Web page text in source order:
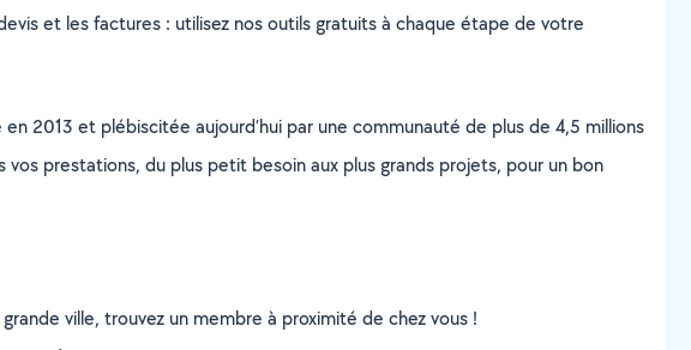
et les factures : utilisez nos outils gratuits à chaque étape de votre
2013 et plébiscitée aujourd’hui par une communauté de plus de 4,5 millions
prestations, du plus petit besoin aux plus grands projets, pour un bon
ville, trouvez un membre à proximité de chez vous !